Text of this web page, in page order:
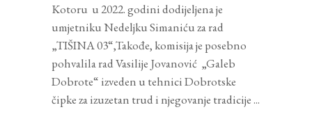
Kotoru u 2022. godini dodijeljena je
umjetniku Nedeljku Simaniću za rad
„TIŠINA 03“,Takođe, komisija je posebno
pohvalila rad Vasilije Jovanović „Galeb
Dobrote“ izveden u tehnici Dobrotske
čipke za izuzetan trud i njegovanje tradicije